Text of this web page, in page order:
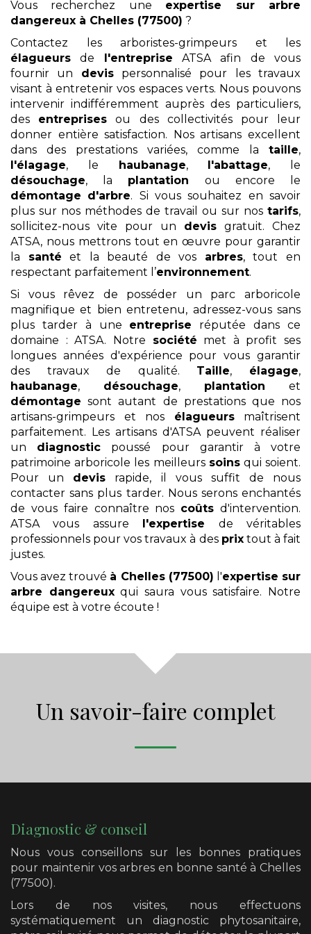
Vous recherchez une expertise sur arbre
dangereux à Chelles (77500) ?
Contactez les arboristes-grimpeurs et les
élagueurs de l'entreprise ATSA afin de vous
fournir un devispersonnalisé pour les travaux
visant à entretenir vos espaces verts. Nous pouvons
intervenir indifféremment auprès des particuliers,
des entreprises ou des collectivités pour leur
donner entière satisfaction. Nos artisans excellent
dans des prestations variées, comme la taille,
l'élagage, le haubanage, l'abattage, le
désouchage, la plantation ou encore le
démontage d'arbre. Si vous souhaitez en savoir
plus sur nos méthodes de travail ou sur nos tarifs,
sollicitez-nous vite pour un devis gratuit. Chez
ATSA, nous mettrons tout en œuvre pour garantir
la santé et la beauté de vos arbres, tout en
respectant parfaitement l’environnement.
Si vous rêvez de posséder un parc arboricole
magnifique et bien entretenu, adressez-vous sans
plus tarder à une entreprise réputée dans ce
domaine : ATSA. Notre société met à profit ses
longues années d'expérience pour vous garantir
des travaux de qualité. Taille, élagage,
haubanage, désouchage, plantation et
démontage sont autant de prestations que nos
artisans-grimpeurs et nos élagueursmaîtrisent
parfaitement. Les artisans d'ATSA peuvent réaliser
un diagnostic poussé pour garantir à votre
patrimoine arboricole les meilleurs soinsqui soient.
Pour un devis rapide, il vous suffit de nous
contacter sans plus tarder. Nous serons enchantés
de vous faire connaître nos coûts d'intervention.
ATSA vous assure l'expertise de véritables
professionnels pour vos travaux à des prixtout à fait
justes.
Vous avez trouvé à Chelles (77500) l'expertise sur
arbre dangereuxqui saura vous satisfaire. Notre
équipe est à votre écoute !
Un savoir-faire complet
Diagnostic & conseil
Nous vous conseillons sur les bonnes pratiques
pour maintenir vos arbres en bonne santéà Chelles
(77500).
Lors de nos visites, nous effectuons
systématiquement un diagnostic phytosanitaire,